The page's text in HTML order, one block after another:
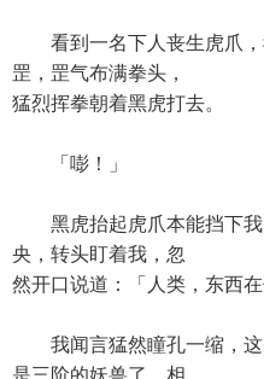
看到一名下人丧生虎爪，
罡，罡气布满拳头，
猛烈挥拳朝着黑虎打去。
「嘭！」
黑虎抬起虎爪本能挡下我
央，转头盯着我，忽
然开口说道：「人类，东西在
我闻言猛然瞳孔一缩，这
是三阶的妖兽了，相